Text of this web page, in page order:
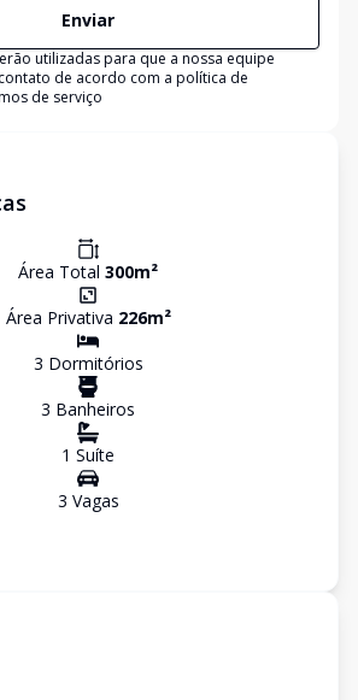
Enviar
utilizadas para que a nossa equipe
de acordo com a política de
de serviço
Área Total 300m²
Área Privativa 226m²
3 Dormitórios
3 Banheiros
1 Suíte
3 Vagas